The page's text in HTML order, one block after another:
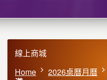
線上商城
Home
2026桌曆月曆